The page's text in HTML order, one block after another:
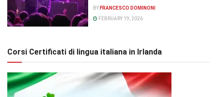
BY FRANCESCO DOMINONI
FEBRUARY 19, 2026
Corsi Certificati di lingua italiana in Irlanda